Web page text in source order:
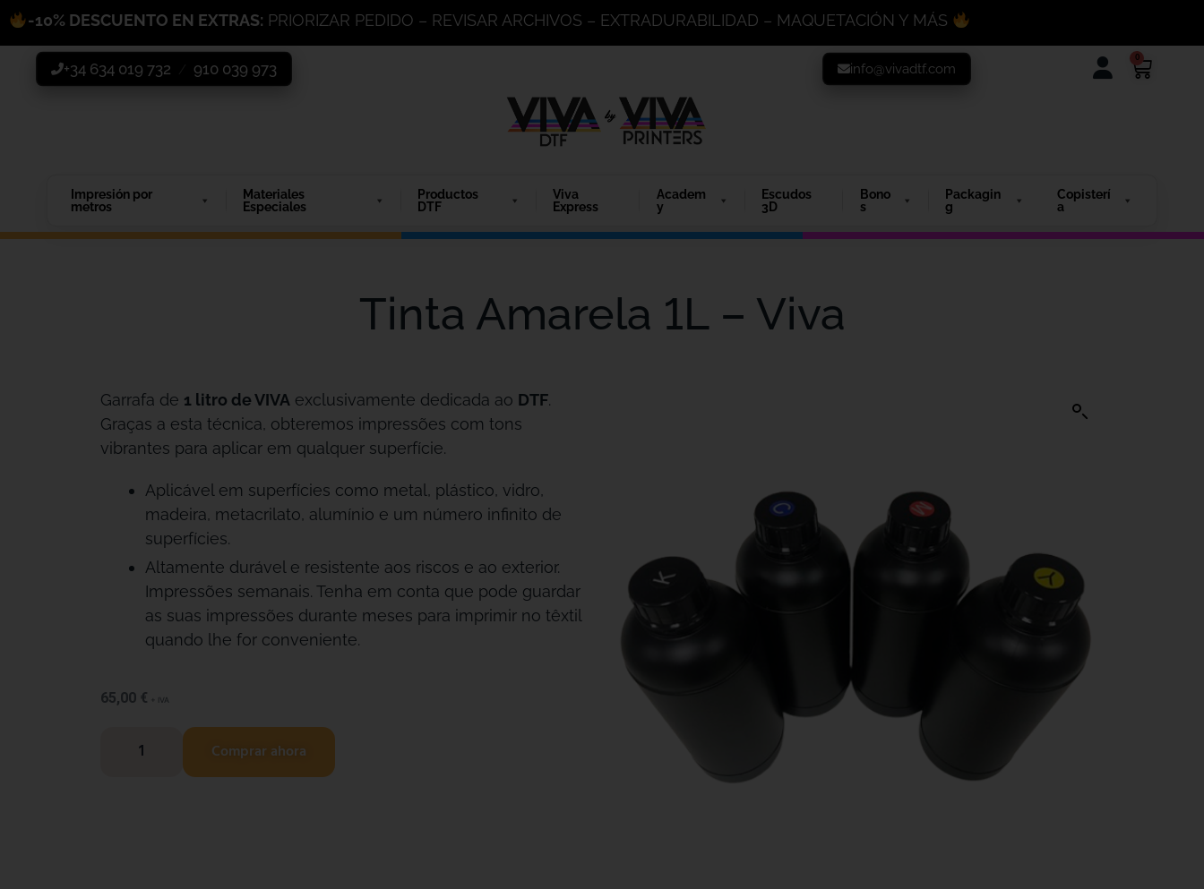
-10% DESCUENTO EN EXTRAS: PRIORIZAR PEDIDO – REVISAR ARCHIVOS – EXTRADURABILIDAD – MAQUETACIÓN Y MÁS
0
+34 634 019 732 910 039 973 info@vivadtf.com
Impresión por
metros
Materiales
Especiales
Productos
DTF
Viva
Express
Academ
y
Escudos
3D
Bono
s
Packagin
g
Copisterí
a
Tinta Amarela 1L – Viva
Garrafa de 1 litro de VIVA exclusivamente dedicada ao DTF.
Graças a esta técnica, obteremos impressões com tons
vibrantes para aplicar em qualquer superfície.
Aplicável em superfícies como metal, plástico, vidro,
madeira, metacrilato, alumínio e um número infinito de
superfícies.
Altamente durável e resistente aos riscos e ao exterior.
Impressões semanais. Tenha em conta que pode guardar
as suas impressões durante meses para imprimir no têxtil
quando lhe for conveniente.
65,00 € + IVA
Comprar ahora